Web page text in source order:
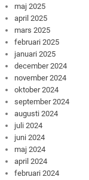
maj 2025
april 2025
mars 2025
februari 2025
januari 2025
december 2024
november 2024
oktober 2024
september 2024
augusti 2024
juli 2024
juni 2024
maj 2024
april 2024
februari 2024